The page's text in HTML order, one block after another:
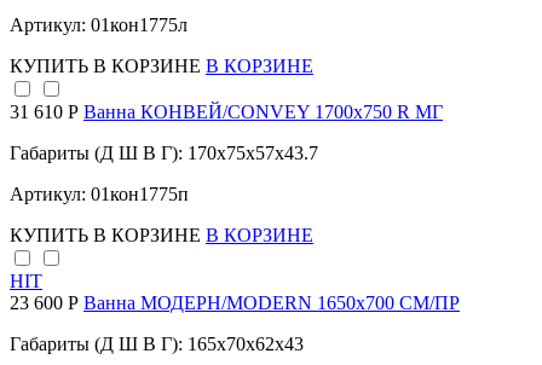
Артикул: 01кон1775л
КУПИТЬ В КОРЗИНЕ В КОРЗИНЕ
31 610 Р Ванна КОНВЕЙ/CONVEY 1700х750 R МГ
Габариты (Д Ш В Г): 170x75x57x43.7
Артикул: 01кон1775п
КУПИТЬ В КОРЗИНЕ В КОРЗИНЕ
HIT
23 600 Р Ванна МОДЕРН/MODERN 1650х700 СМ/ПР
Габариты (Д Ш В Г): 165x70x62x43